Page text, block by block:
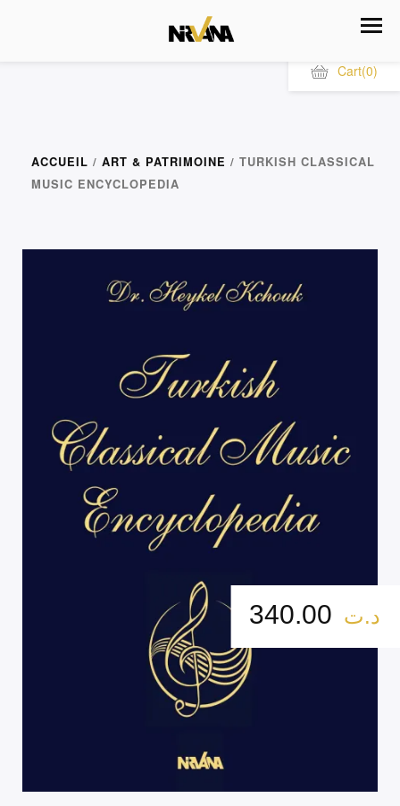
Cart(0)
ACCUEIL / ART & PATRIMOINE / TURKISH CLASSICAL
MUSIC ENCYCLOPEDIA
د.ت